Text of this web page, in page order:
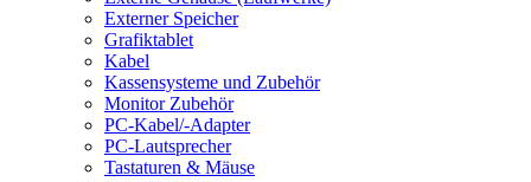
Externer Speicher
Grafiktablet
Kabel
Kassensysteme und Zubehör
Monitor Zubehör
PC-Kabel/-Adapter
PC-Lautsprecher
Tastaturen & Mäuse